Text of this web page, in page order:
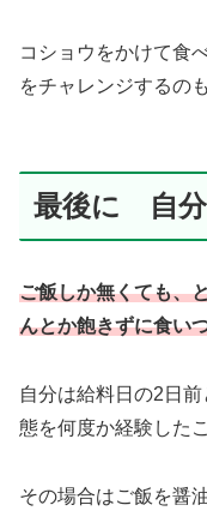
コショウをかけて食
をチャレンジするの
最後に 自分
ご飯しか無くても、
んとか飽きずに食い
自分は給料日の2日
態を何度か経験した
その場合はご飯を醤